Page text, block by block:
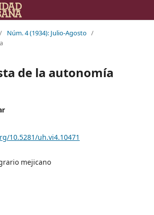
/ Núm. 4 (1934): Julio-Agosto /
de la autonomía
10.5281/uh.vi4.10471
mejicano